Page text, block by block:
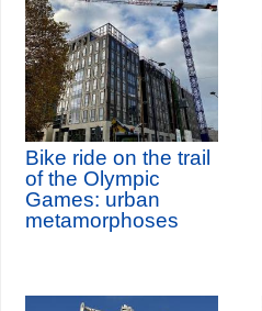
Bike ride on the trail
of the Olympic
Games: urban
metamorphoses